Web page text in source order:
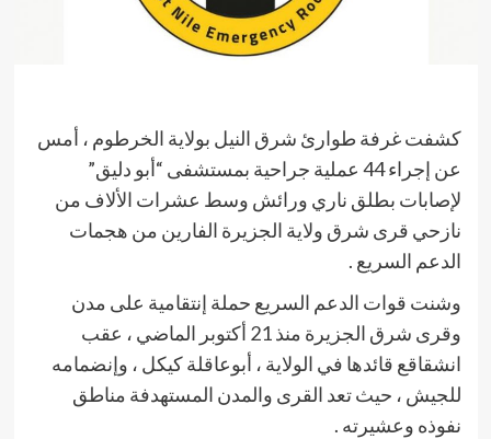
كشفت غرفة طوارئ شرق النيل بولاية الخرطوم ، أمس
عن إجراء 44 عملية جراحية بمستشفى “أبو دليق”
لإصابات بطلق ناري ورائش وسط عشرات الألاف من
نازحي قرى شرق ولاية الجزيرة الفارين من هجمات
الدعم السريع .
وشنت قوات الدعم السريع حملة إنتقامية على مدن
وقرى شرق الجزيرة منذ 21 أكتوبر الماضي ، عقب
انشقاقع قائدها في الولاية ، أبوعاقلة كيكل ، وإنضمامه
للجيش ، حيث تعد القرى والمدن المستهدفة مناطق
نفوذه وعشيرته .